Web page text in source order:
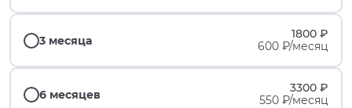
3 месяца
1800 ₽
600 ₽/месяц
6 месяцев
3300 ₽
550 ₽/месяц